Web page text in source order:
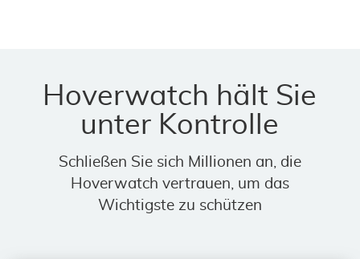
Hoverwatch hält Sie
unter Kontrolle
Schließen Sie sich Millionen an, die
Hoverwatch vertrauen, um das
Wichtigste zu schützen